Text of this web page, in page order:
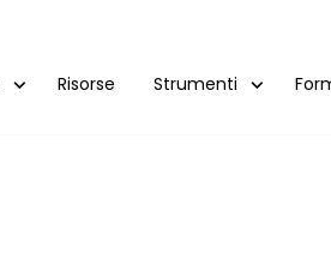
Risorse Strumenti